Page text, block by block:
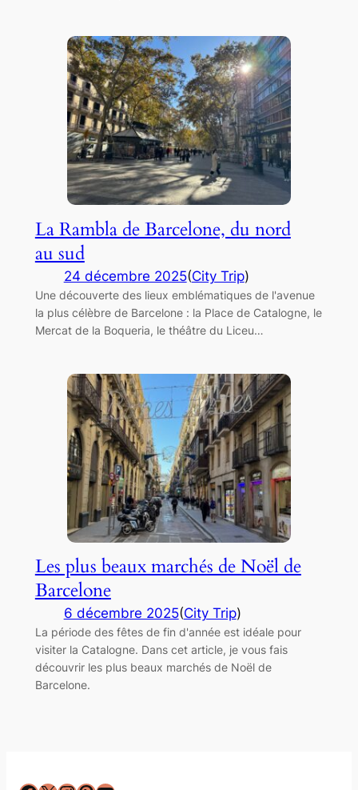
La Rambla de Barcelone, du nord
au sud
24 décembre 2025(City Trip)
Une découverte des lieux emblématiques de l'avenue
la plus célèbre de Barcelone : la Place de Catalogne, le
Mercat de la Boqueria, le théâtre du Liceu…
Les plus beaux marchés de Noël de
Barcelone
6 décembre 2025(City Trip)
La période des fêtes de fin d'année est idéale pour
visiter la Catalogne. Dans cet article, je vous fais
découvrir les plus beaux marchés de Noël de
Barcelone.